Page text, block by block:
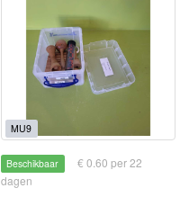
MU9
Beschikbaar
€ 0.60 per 22
dagen